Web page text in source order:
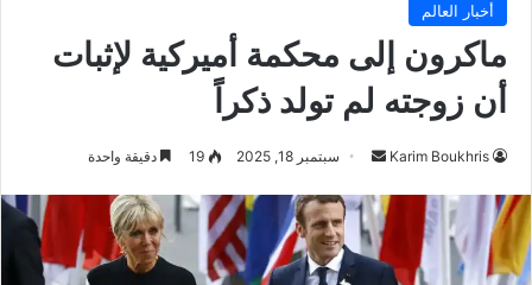
أخبار العالم
ماكرون إلى محكمة أميركية لإثبات
أن زوجته لم تولد ذكراً
Karim Boukhris
أرسل
إلكترونيا
سبتمبر 18, 2025 19 دقيقة واحدة